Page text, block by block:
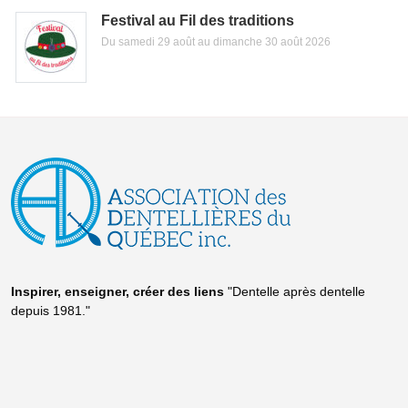
Festival au Fil des traditions
Du samedi 29 août au dimanche 30 août 2026
Inspirer, enseigner, créer des liens "Dentelle après dentelle
depuis 1981."